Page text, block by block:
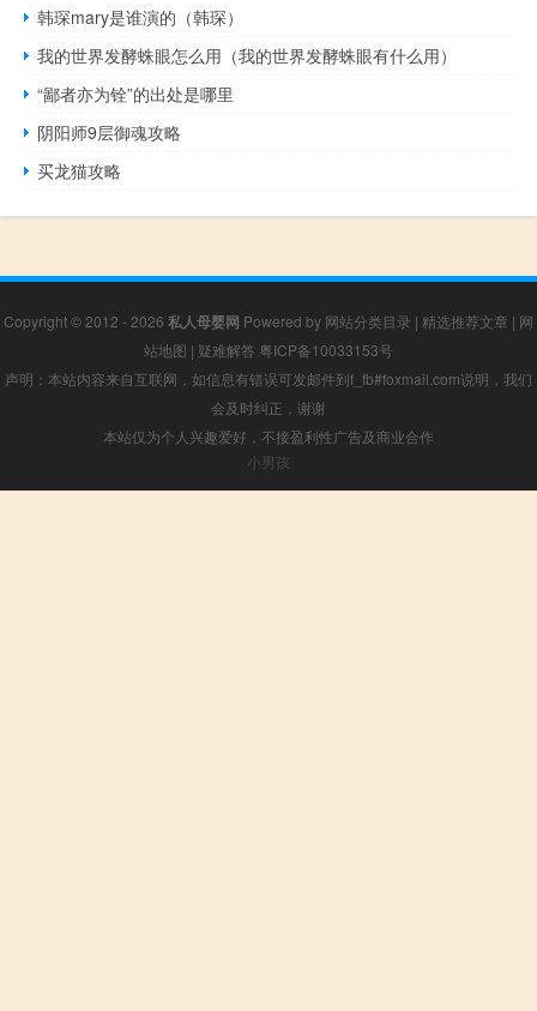
韩琛mary是谁演的（韩琛）
我的世界发酵蛛眼怎么用（我的世界发酵蛛眼有什么用）
“鄙者亦为铨”的出处是哪里
阴阳师9层御魂攻略
买龙猫攻略
Copyright © 2012 - 2026 私人母婴网 Powered by 网站分类目录 | 精选推荐文章 | 网
站地图 | 疑难解答 粤ICP备10033153号
声明：本站内容来自互联网，如信息有错误可发邮件到f_fb#foxmail.com说明，我们
会及时纠正，谢谢
本站仅为个人兴趣爱好，不接盈利性广告及商业合作
小男孩